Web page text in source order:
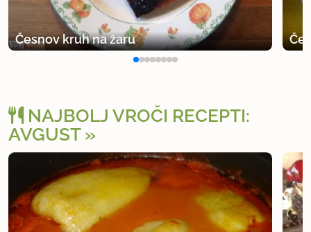
Česnov kruh na žaru
NAJBOLJ VROČI RECEPTI:
AVGUST